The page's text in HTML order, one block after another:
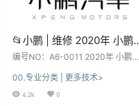
📂小鹏 | 维修 2020年 小鹏
汽车P7 纯电动新能源 电路
图（158M）
编号NO：A6-0011 2020年 小鹏汽
M） 关 键 字 ： 资料详细目录：(网
站内可搜索关键字查询资料) 2020
00.专业分类 | 更多技术>
4.2k 0